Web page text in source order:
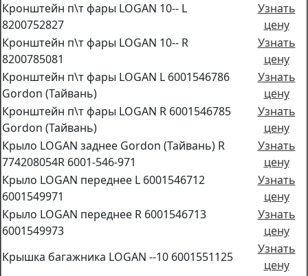
Кронштейн п\т фары LOGAN 10-- L
8200752827
Узнать
цену
Кронштейн п\т фары LOGAN 10-- R
8200785081
Узнать
цену
Кронштейн п\т фары LOGAN L 6001546786
Gordon (Тайвань)
Узнать
цену
Кронштейн п\т фары LOGAN R 6001546785
Gordon (Тайвань)
Узнать
цену
Крыло LOGAN заднее Gordon (Тайвань) R
774208054R 6001-546-971
Узнать
цену
Крыло LOGAN переднее L 6001546712
6001549971
Узнать
цену
Крыло LOGAN переднее R 6001546713
6001549973
Узнать
цену
Крышка багажника LOGAN --10 6001551125
Узнать
цену